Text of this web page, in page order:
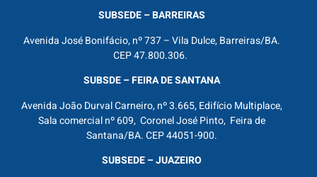
SUBSEDE – BARREIRAS
Avenida José Bonifácio, nº 737 – Vila Dulce, Barreiras/BA.
CEP 47.800.306.
SUBSDE – FEIRA DE SANTANA
Avenida João Durval Carneiro, nº 3.665, Edifício Multiplace,
Sala comercial nº 609, Coronel José Pinto, Feira de
Santana/BA. CEP 44051-900.
SUBSEDE – JUAZEIRO